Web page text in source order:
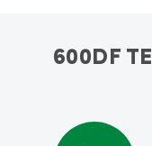
600DF